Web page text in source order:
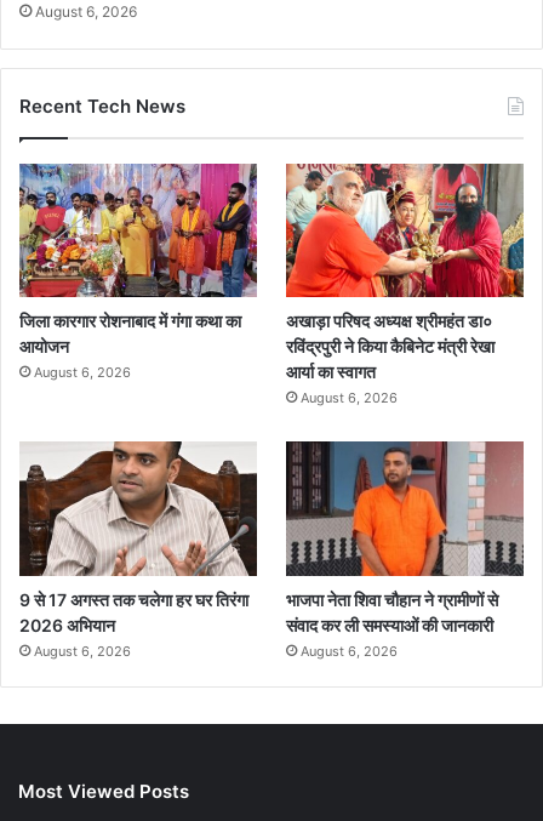
August 6, 2026
Recent Tech News
जिला कारगार रोशनाबाद में गंगा कथा का
आयोजन
August 6, 2026
अखाड़ा परिषद अध्यक्ष श्रीमहंत डा०
रविंद्रपुरी ने किया कैबिनेट मंत्री रेखा
आर्या का स्वागत
August 6, 2026
9 से 17 अगस्त तक चलेगा हर घर तिरंगा
2026 अभियान
August 6, 2026
भाजपा नेता शिवा चौहान ने ग्रामीणों से
संवाद कर ली समस्याओं की जानकारी
August 6, 2026
Most Viewed Posts